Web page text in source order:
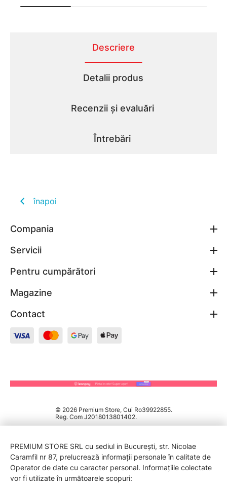
Descriere
Detalii produs
Recenzii și evaluări
Întrebări
înapoi
Compania
Servicii
Pentru cumpărători
Magazine
Contact
© 2026 Premium Store, Cui Ro39922855.
Reg. Com J2018013801402.
PREMIUM STORE SRL cu sediul in București, str. Nicolae
Caramfil nr 87, prelucrează informații personale în calitate de
Operator de date cu caracter personal. Informațiile colectate
vor fi utilizate în următoarele scopuri: